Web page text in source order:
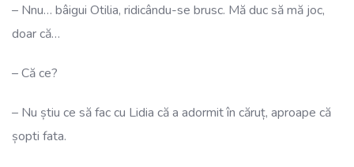
– Nnu… bâigui Otilia, ridicându-se brusc. Mă duc să mă joc,
doar că…
– Că ce?
– Nu știu ce să fac cu Lidia că a adormit în căruț, aproape că
șopti fata.